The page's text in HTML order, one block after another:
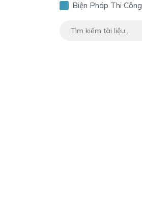
Biện Pháp Thi Công